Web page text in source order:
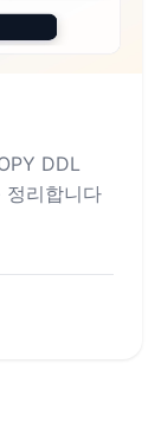
DDL
리합니다